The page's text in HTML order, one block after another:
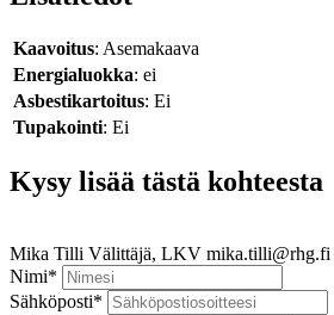
Kaavoitus: Asemakaava
Energialuokka: ei
Asbestikartoitus: Ei
Tupakointi: Ei
Kysy lisää tästä kohteesta
Mika Tilli Välittäjä, LKV mika.tilli@rhg.fi
Nimi*
Sähköposti*